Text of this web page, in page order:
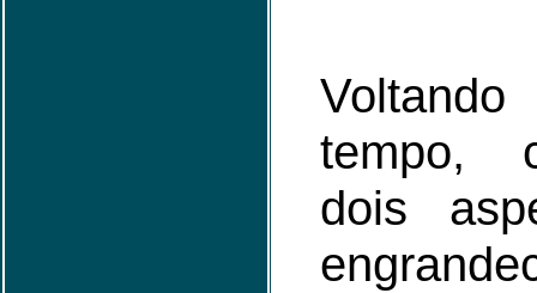
tempo,
dois